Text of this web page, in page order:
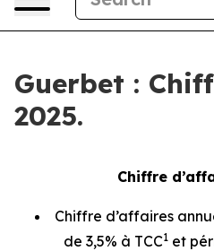
Guerbet :
2025.
Chiffre
Chiffre d’affaires
de 3,5% à TCC1et